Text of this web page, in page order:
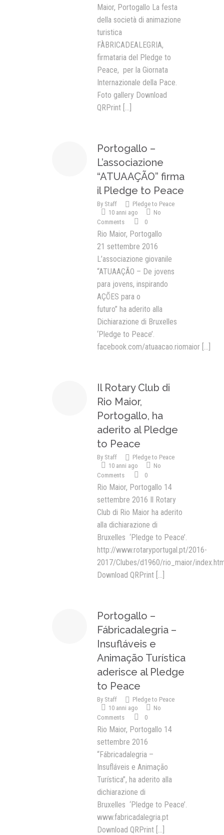
Maior, Portogallo La festa
della società di animazione
turistica
FÀBRICADEALEGRIA,
firmataria del Pledge to
Peace, per la Giornata
Internazionale della Pace.
Foto gallery Download
QRPrint [...]
Portogallo –
L’associazione
“ATUAAÇÃO” firma
il Pledge to Peace
By Staff
Pledge to Peace
10 anni ago
No
Comments
0
Rio Maior, Portogallo
21 settembre 2016
L’associazione giovanile
“ATUAAÇÃO – De jovens
para jovens, inspirando
AÇÕES para o
futuro” ha aderito alla
Dichiarazione di Bruxelles
‘Pledge to Peace’.
facebook.com/atuaacao.riomaior [...]
Il Rotary Club di
Rio Maior,
Portogallo, ha
aderito al Pledge
to Peace
By Staff
Pledge to Peace
10 anni ago
No
Comments
0
Rio Maior, Portogallo 14
settembre 2016 Il Rotary
Club di Rio Maior ha aderito
alla dichiarazione di
Bruxelles ‘Pledge to Peace’.
http://www.rotaryportugal.pt/2016-
2017/Clubes/d1960/rio_maior/
Download QRPrint [...]
Portogallo –
Fábricadalegria –
Insufláveis e
Animação Turística
aderisce al Pledge
to Peace
By Staff
Pledge to Peace
10 anni ago
No
Comments
0
Rio Maior, Portogallo 14
settembre 2016
“Fábricadalegria –
Insufláveis e Animação
Turística”, ha aderito alla
dichiarazione di
Bruxelles ‘Pledge to Peace’.
www.fabricadalegria.pt
Download QRPrint [...]